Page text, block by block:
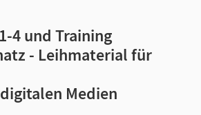
4 und Training
- Leihmaterial für
Medien